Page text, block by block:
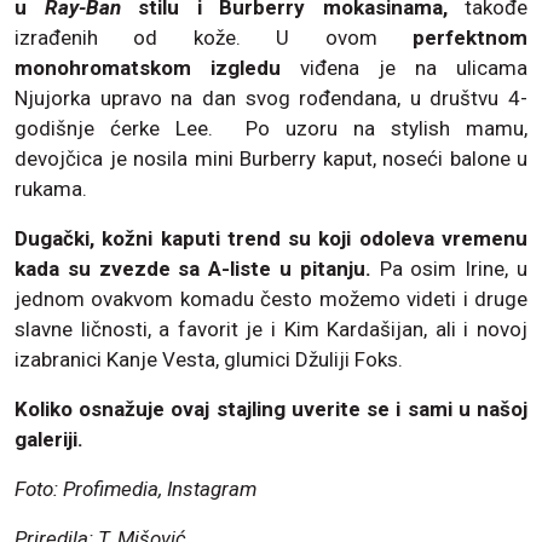
u Ray-Ban stilu i Burberry mokasinama,takođe
izrađenih od kože. U ovom perfektnom
monohromatskom izgledu viđena je na ulicama
Njujorka upravo na dan svog rođendana, u društvu 4-
godišnje ćerke Lee. Po uzoru na stylish mamu,
devojčica je nosila mini Burberry kaput, noseći balone u
rukama.
Dugački, kožni kaputi trend su koji odoleva vremenu
kada su zvezde sa A-liste u pitanju. Pa osim Irine, u
jednom ovakvom komadu često možemo videti i druge
slavne ličnosti, a favorit je i Kim Kardašijan, ali i novoj
izabranici Kanje Vesta, glumici Džuliji Foks.
Koliko osnažuje ovaj stajling uverite se i sami u našoj
galeriji.
Foto: Profimedia, Instagram